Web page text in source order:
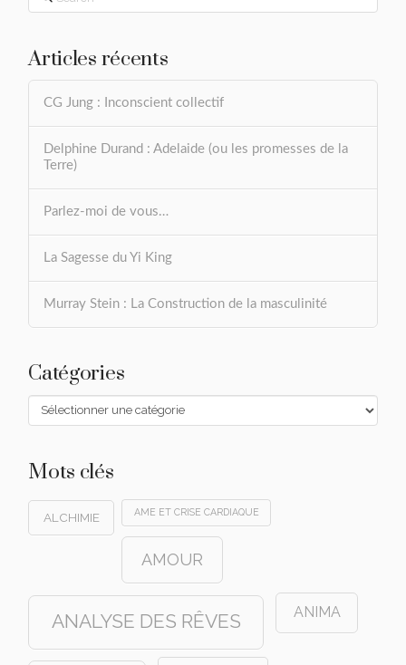
Articles récents
CG Jung : Inconscient collectif
Delphine Durand : Adelaide (ou les promesses de la
Terre)
Parlez-moi de vous…
La Sagesse du Yi King
Murray Stein : La Construction de la masculinité
Catégories
Catégories
Mots clés
ALCHIMIE AME ET CRISE CARDIAQUE
AMOUR
ANALYSE DES RÊVES ANIMA